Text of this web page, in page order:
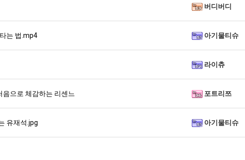
버디버디
는 법.mp4 아기물티슈
라이츄
으로 체감하는 리센느 포트리쯔
유재석.jpg 아기물티슈